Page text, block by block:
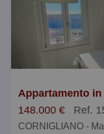
148.000 €
Ref.
CORNIGLIANO - Malaspina - In antica Villa